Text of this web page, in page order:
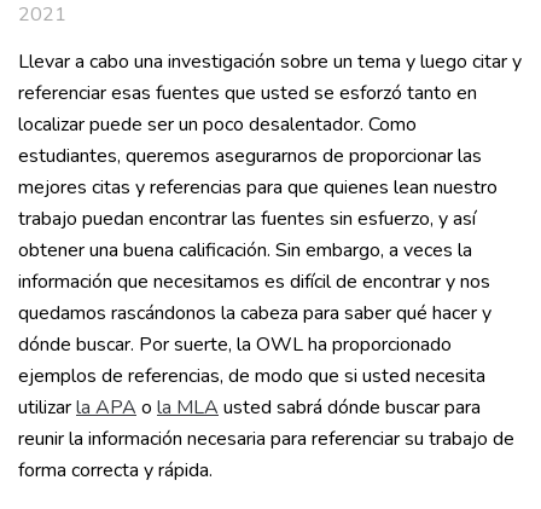
2021
Llevar a cabo una investigación sobre un tema y luego citar y
referenciar esas fuentes que usted se esforzó tanto en
localizar puede ser un poco desalentador. Como
estudiantes, queremos asegurarnos de proporcionar las
mejores citas y referencias para que quienes lean nuestro
trabajo puedan encontrar las fuentes sin esfuerzo, y así
obtener una buena calificación. Sin embargo, a veces la
información que necesitamos es difícil de encontrar y nos
quedamos rascándonos la cabeza para saber qué hacer y
dónde buscar. Por suerte, la OWL ha proporcionado
ejemplos de referencias, de modo que si usted necesita
utilizarla APA o la MLA usted sabrá dónde buscar para
reunir la información necesaria para referenciar su trabajo de
forma correcta y rápida.